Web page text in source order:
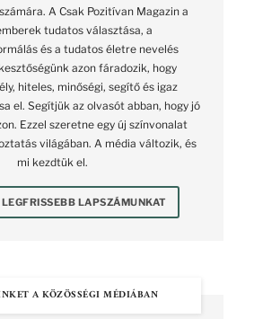
A Csak Pozitívan Magazin a
tudatos választása, a
és a tudatos életre nevelés
azon fáradozik, hogy
hiteles, minőségi, segítő és igaz
el. Segítjük az olvasót abban, hogy jó
Ezzel szeretne egy új színvonalat
világában. A média változik, és
mi kezdtük el.
LAPSZÁMUNKAT
A KÖZÖSSÉGI MÉDIÁBAN